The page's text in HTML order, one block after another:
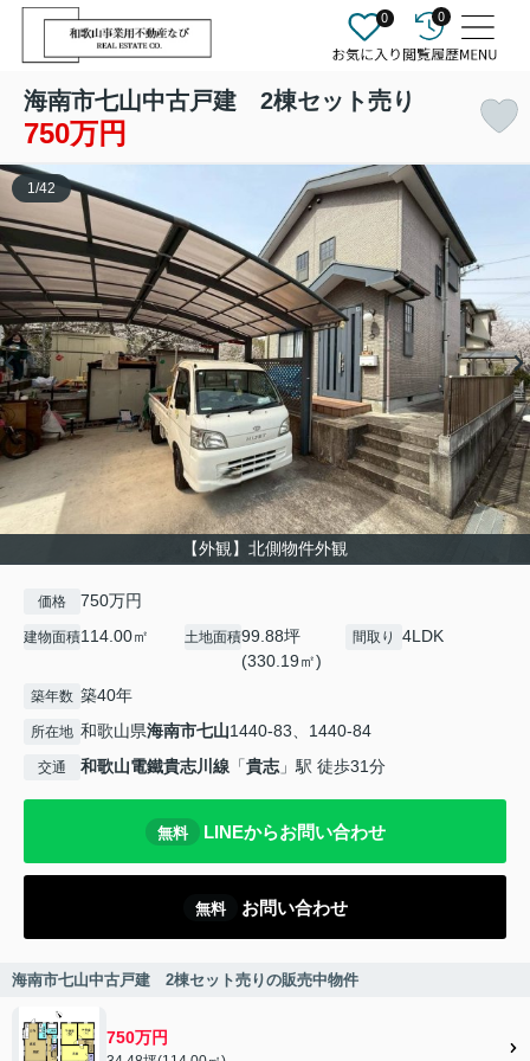
0 0
海南市七山中古戸建 2棟セット売り
750万円
【外観】北側物件外観
1 /42
価格 750万円
建物面積114.00㎡ 土地面積99.88坪
(330.19㎡)
間取り 4LDK
築年数 築40年
所在地 和歌山県海南市七山1440-83、1440-84
交通 和歌山電鐵貴志川線 「貴志 」駅 徒歩31分
無料 LINEからお問い合わせ
無料 お問い合わせ
海南市七山中古戸建 2棟セット売りの販売中物件
750万円